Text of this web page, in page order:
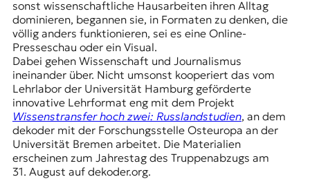
m
p
e
t
e
n
z
z
u
O
s
t
sonst wissenschaftliche Hausarbeiten ihren Alltag
dominieren, begannen sie, in Formaten zu denken, die
völlig anders funktionieren, sei es eine Online-
Presseschau oder ein Visual.
Dabei gehen Wissenschaft und Journalismus
ineinander über. Nicht umsonst kooperiert das vom
Lehrlabor der Universität Hamburg geförderte
innovative Lehrformat eng mit dem Projekt
Wissenstransfer hoch zwei: Russlandstudien, an dem
dekoder mit der Forschungsstelle Osteuropa an der
Universität Bremen arbeitet. Die Materialien
erscheinen zum Jahrestag des Truppenabzugs am
31. August auf dekoder.org.